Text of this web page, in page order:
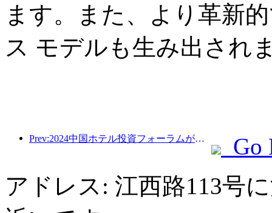
ます。また、より革新
ス モデルも生み出され
Prev:2024中国ホテル投資フォーラムが北京で成功裏に開催
Go
アドレス: 江西路113号